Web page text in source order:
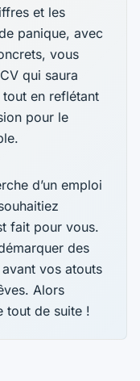
et les
panique, avec
vous
qui saura
en reflétant
pour le
d’un emploi
fait pour vous.
des
vos atouts
Alors
tout de suite !